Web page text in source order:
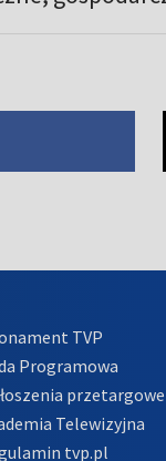
TVP
Programowa
przetargowe
Telewizyjna
tvp.pl